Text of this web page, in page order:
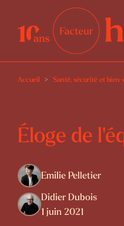
Accueil Santé, sécurité et
Éloge de
Emilie Pelletier
Didier Dubois
1 juin 2021